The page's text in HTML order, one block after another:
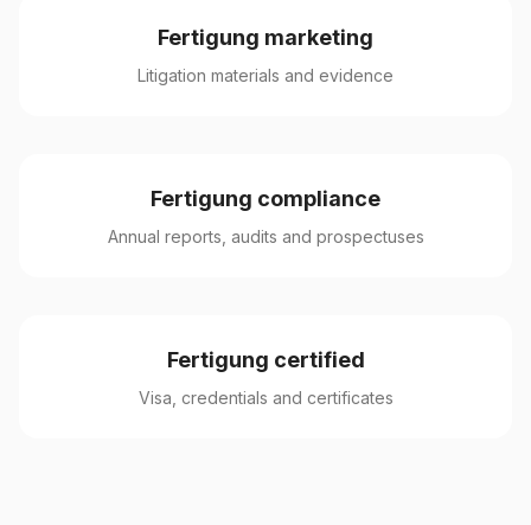
Fertigung marketing
Litigation materials and evidence
Fertigung compliance
Annual reports, audits and prospectuses
Fertigung certified
Visa, credentials and certificates